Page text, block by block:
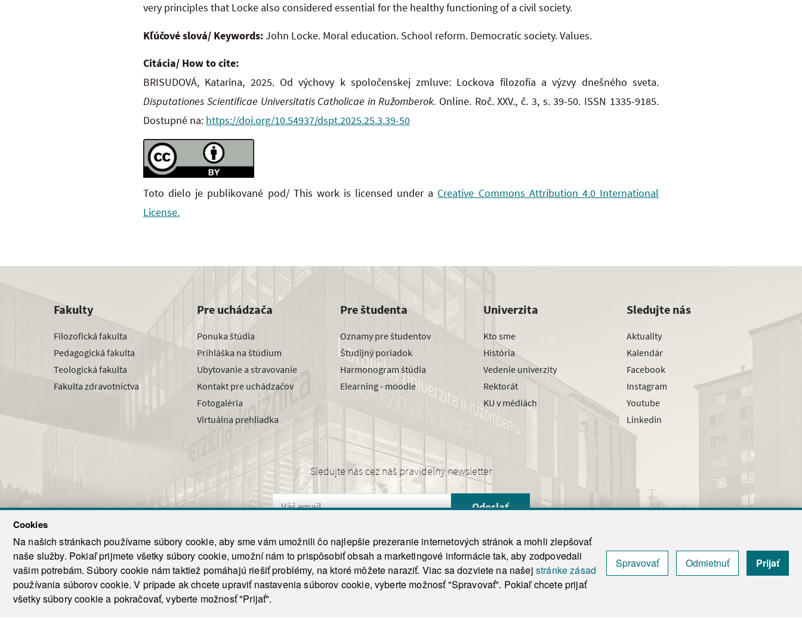
Cookies
Na našich stránkach používame súbory cookie, aby sme vám umožnili čo najlepšie prezeranie internetových stránok a mohli zlepšovať
naše služby. Pokiaľ prijmete všetky súbory cookie, umožní nám to prispôsobiť obsah a marketingové informácie tak, aby zodpovedali
vašim potrebám. Súbory cookie nám taktiež pomáhajú riešiť problémy, na ktoré môžete naraziť. Viac sa dozviete na našej stránke zásad
používania súborov cookie. V prípade ak chcete upraviť nastavenia súborov cookie, vyberte možnosť "Spravovať". Pokiaľ chcete prijať
všetky súbory cookie a pokračovať, vyberte možnosť "Prijať".
Spravovať Odmietnuť Prijať
very principles that Locke also considered essential for the healthy functioning of a civil society.
Kľúčové slová/ Keywords:John Locke. Moral education. School reform. Democratic society. Values.
Citácia/ How to cite:
BRISUDOVÁ, Katarína, 2025. Od výchovy k spoločenskej zmluve: Lockova filozofia a výzvy dnešného sveta.
Disputationes Scientificae Universitatis Catholicae in Ružomberok. Online. Roč. XXV., č. 3, s. 39-50. ISSN 1335-9185.
Dostupné na: https://doi.org/10.54937/dspt.2025.25.3.39-50
Toto dielo je publikované pod/ This work is licensed under a Creative Commons Attribution 4.0 International
License.
Fakulty
Filozofická fakulta
Pedagogická fakulta
Teologická fakulta
Fakulta zdravotníctva
Pre uchádzača
Ponuka štúdia
Prihláška na štúdium
Ubytovanie a stravovanie
Kontakt pre uchádzačov
Fotogaléria
Virtuálna prehliadka
Pre študenta
Oznamy pre študentov
Študijný poriadok
Harmonogram štúdia
Elearning - moodle
Univerzita
Kto sme
História
Vedenie univerzity
Rektorát
KU v médiách
Sledujte nás
Aktuality
Kalendár
Facebook
Instagram
Youtube
Linkedin
Sledujte nás cez náš pravidelný newsletter
Odoslať
© 2021-2026 ku.sk. Všetky práva vyhradené. | Ochrana osobných údajov | Vyhlásenie o prístupnosti | Admin
This site is protected by reCAPTCHA and the Google Privacy Policy and Terms of Service
apply.
Tvorba stránky WebCreators.sk | Webhosting HostCreators